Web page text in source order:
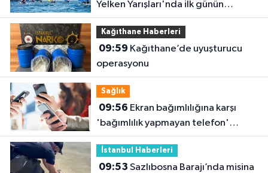
Yelken Yarışları'nda ilk günün
sonuçları belli oldu
Kağıthane Haberleri
09:59
operasyonu
Sağlık
09:56
'bağımlılık yapmayan telefon'
tavsiyesi
İstanbul Haberleri
09:53